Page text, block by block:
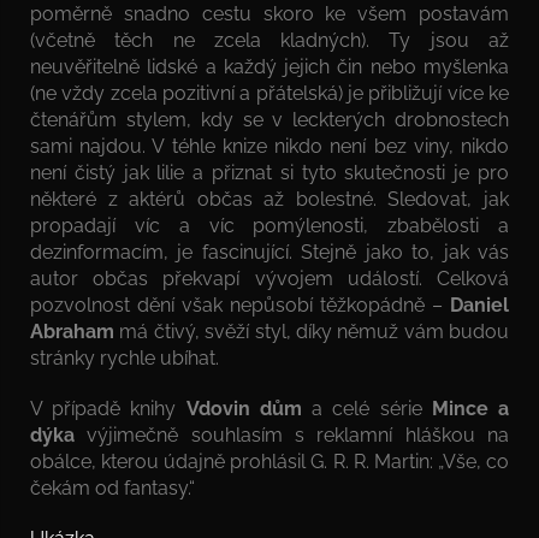
poměrně snadno cestu skoro ke všem postavám
(včetně těch ne zcela kladných). Ty jsou až
neuvěřitelně lidské a každý jejich čin nebo myšlenka
(ne vždy zcela pozitivní a přátelská) je přibližují více ke
čtenářům stylem, kdy se v leckterých drobnostech
sami najdou. V téhle knize nikdo není bez viny, nikdo
není čistý jak lilie a přiznat si tyto skutečnosti je pro
některé z aktérů občas až bolestné. Sledovat, jak
propadají víc a víc pomýlenosti, zbabělosti a
dezinformacím, je fascinující. Stejně jako to, jak vás
autor občas překvapí vývojem událostí. Celková
pozvolnost dění však nepůsobí těžkopádně – Daniel
Abraham má čtivý, svěží styl, díky němuž vám budou
stránky rychle ubíhat.
V případě knihy Vdovin dům a celé série Mince a
dýka výjimečně souhlasím s reklamní hláškou na
obálce, kterou údajně prohlásil G. R. R. Martin: „Vše, co
čekám od fantasy.“